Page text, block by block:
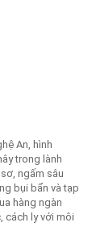
An, hình
trong lành
ngấm sâu
bụi bẩn và tạp
hàng ngàn
cách ly với môi